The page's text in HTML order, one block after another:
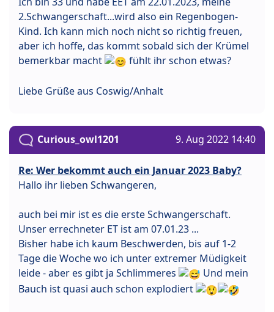
2.Schwangerschaft...wird also ein Regenbogen-
Kind. Ich kann mich noch nicht so richtig freuen,
aber ich hoffe, das kommt sobald sich der Krümel
bemerkbar macht
fühlt ihr schon etwas?
Liebe Grüße aus Coswig/Anhalt
Curious_owl1201 9. Aug 2022 14:40
Re: Wer bekommt auch ein Januar 2023 Baby?
Hallo ihr lieben Schwangeren,
auch bei mir ist es die erste Schwangerschaft.
Unser errechneter ET ist am 07.01.23 ...
Bisher habe ich kaum Beschwerden, bis auf 1-2
Tage die Woche wo ich unter extremer Müdigkeit
leide - aber es gibt ja Schlimmeres
Und mein
Bauch ist quasi auch schon explodiert